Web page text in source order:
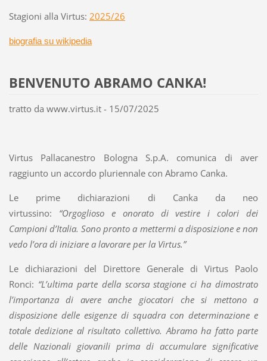
Stagioni alla Virtus: 2025/26
biografia su wikipedia
BENVENUTO ABRAMO CANKA!
tratto da www.virtus.it - 15/07/2025
Virtus Pallacanestro Bologna S.p.A. comunica di aver
raggiunto un accordo pluriennale con Abramo Canka.
Le prime dichiarazioni di Canka da neo
virtussino: “Orgoglioso e onorato di vestire i colori dei
Campioni d’Italia. Sono pronto a mettermi a disposizione e non
vedo l’ora di iniziare a lavorare per la Virtus.”
Le dichiarazioni del Direttore Generale di Virtus Paolo
Ronci: “L’ultima parte della scorsa stagione ci ha dimostrato
l’importanza di avere anche giocatori che si mettono a
disposizione delle esigenze di squadra con determinazione e
totale dedizione al risultato collettivo. Abramo ha fatto parte
delle Nazionali giovanili prima di accumulare significative